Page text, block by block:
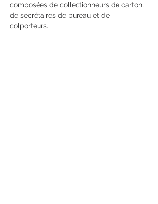
composées de collectionneurs de carton,
de secrétaires de bureau et de
colporteurs.